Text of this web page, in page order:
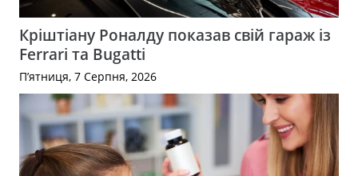
Кріштіану Роналду показав свій гараж із
Ferrari та Bugatti
П’ятниця, 7 Серпня, 2026